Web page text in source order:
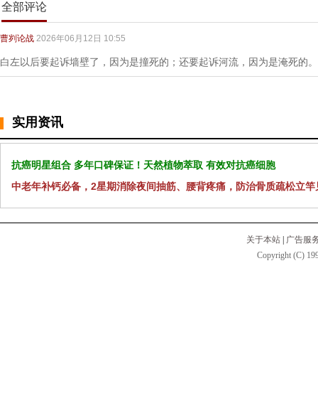
全部评论
曹刿论战 2026年06月12日 10:55
白左以后要起诉墙壁了，因为是撞死的；还要起诉河流，因为是淹死的
实用资讯
抗癌明星组合 多年口碑保证！天然植物萃取 有效对抗癌细胞
中老年补钙必备，2星期消除夜间抽筋、腰背疼痛，防治骨质疏松立竿
关于本站
广告服
Copyright (C)